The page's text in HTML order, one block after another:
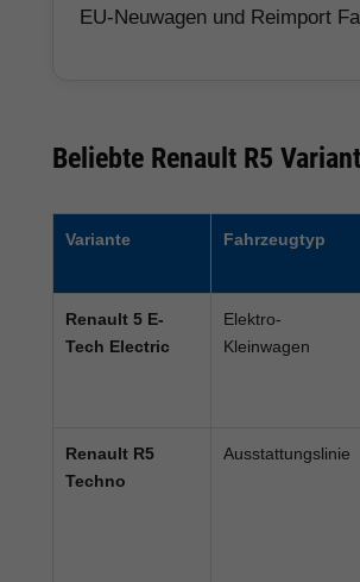
EU-Neuwagen und Reimport
Beliebte Renault R5
Variante Fahrzeugtyp
Renault 5 E-
Tech Electric
Elektro-
Kleinwagen
Renault R5
Techno
Ausstattungslinie